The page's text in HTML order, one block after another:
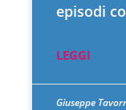
episodi
LEGGI
Giuseppe